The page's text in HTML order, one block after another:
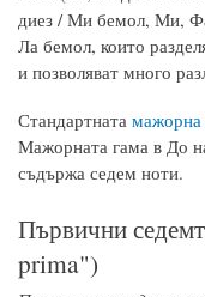
диез / Ми бемол, Ми,
Ла бемол, които
и позволяват много
Стандартната мажорна
Мажорната гама в До
съдържа седем ноти.
Първични
prima")